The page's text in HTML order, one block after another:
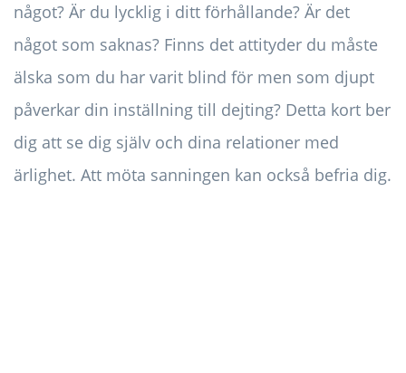
något? Är du lycklig i ditt förhållande? Är det
något som saknas? Finns det attityder du måste
älska som du har varit blind för men som djupt
påverkar din inställning till dejting? Detta kort ber
dig att se dig själv och dina relationer med
ärlighet. Att möta sanningen kan också befria dig.